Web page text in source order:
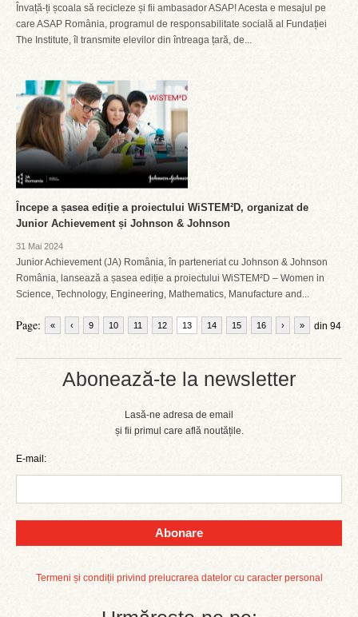
Abonează-te la newsletter
Lasă-ne adresa de email
și fii primul care află noutățile.
E-mail:
Abonare
Termeni și condiții privind prelucrarea datelor cu caracter personal
Învață-ți școala să recicleze și fii ambasador ASAP! Acesta e mesajul pe
care ASAP România, programul de responsabilitate socială al Fundației
The Institute, îl transmite elevilor din întreaga țară, de...
Începe a șasea ediție a proiectului WiSTEM²D, organizat de
Junior Achievement și Johnson & Johnson
31 Mai 2024
Junior Achievement (JA) România, în parteneriat cu Johnson & Johnson
România, lansează a șasea ediție a proiectului WiSTEM²D – Women in
Science, Technology, Engineering, Mathematics, Manufacture and...
Page: « ‹ 9 10 11 12 13 14 15 16 din 94
› »